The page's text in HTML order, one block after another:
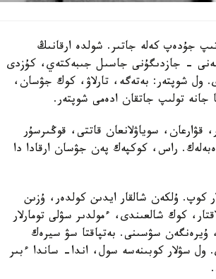
جۇدەپ كەلە جاتىر. شولدە ارقانىڭ
- جازدىگۇنى جاسىل جىبەكتەي، كۇزدى
ول شوپتەر: بەتەگە، تارلاۋ، كوك جۋسان،
تولىپ جاتقان ادەمى شوپتەر.
سوياۋلانعان قاتتى، قوڭىرسۇر
راس، كوكپەك پەن جۋسان ارقادا دا
كوپ. ۇلكەن شالقار ايدىن كولدەر، ۇزىن
كوك شالعىندى، ءمولدىر سۋلى تومارلار
ۇيرەنگەن سۋسىنى. بەتپاقتا سۋ سيرەك
ول سۋلار كوبىنەسە سول، اندا- ساندا ءبىر